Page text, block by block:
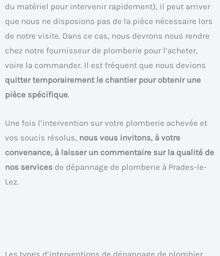
du matériel pour intervenir rapidement), il peut arriver
que nous ne disposions pas de la pièce nécessaire lors
de notre visite. Dans ce cas, nous devrons nous rendre
chez notre fournisseur de plomberie pour l’acheter,
voire la commander. Il est fréquent que nous devions
quitter temporairement le chantier pour obtenir une
pièce spécifique.
Une fois l’intervention sur votre plomberie achevée et
vos soucis résolus, nous vous invitons, à votre
convenance, à laisser un commentaire sur la qualité de
nos services de dépannage de plomberie à Prades-le-
Lez.
Les types d’interventions de dépannage de plombier